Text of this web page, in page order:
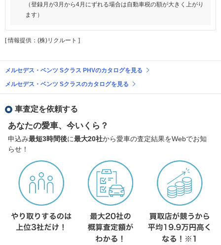
（登録月が3月から4月にずれる場合は自動車税の額が大きく上がり
ます）
[ 情報提供：(株)リクルート ]
メルセデス・ベンツ Sクラス PHVのカタログを見る
メルセデス・ベンツ Sクラスのカタログを見る
車査定を依頼する
あなたの愛車、今いくら？
申込み最短3時間後に最大20社から愛車の査定結果をWebでお知
らせ！